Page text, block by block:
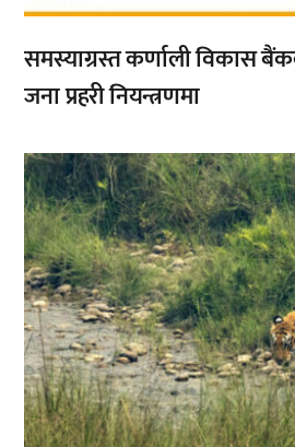
समस्याग्रस्त कर्णाली विकास
जना प्रहरी नियन्त्रणमा
,